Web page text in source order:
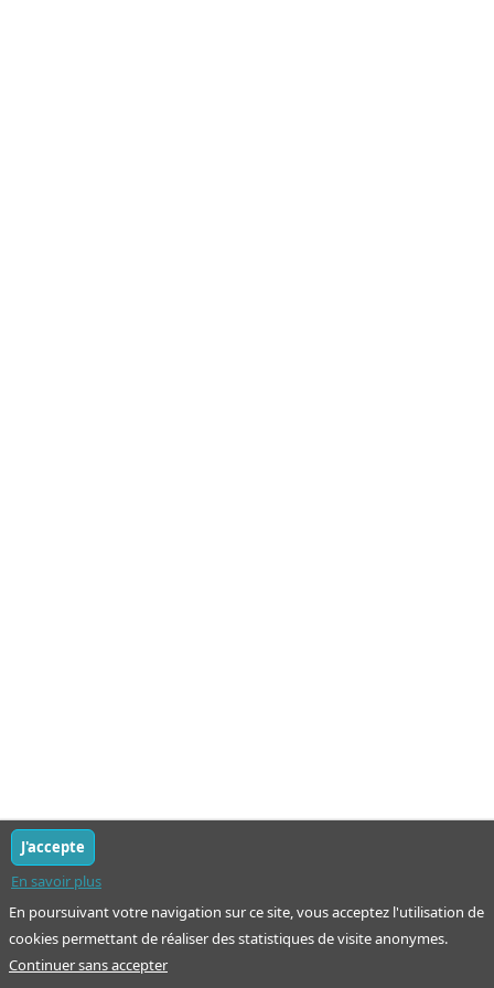
En poursuivant votre navigation sur ce site, vous acceptez l'utilisation de
cookies permettant de réaliser des statistiques de visite anonymes.
En savoir plus
J'accepte
Continuer sans accepter